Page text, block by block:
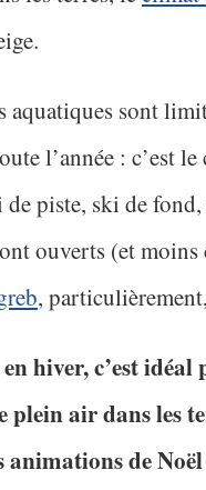
aquatiques sont
l’année : c’est le
piste, ski de
ouverts (et moins
,
hiver, c’est idéal
plein air dans les
de